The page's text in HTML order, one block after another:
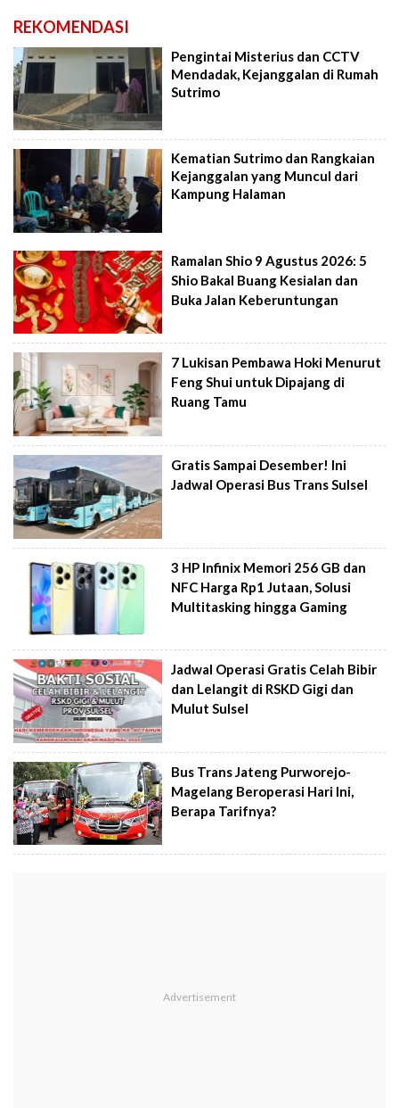
REKOMENDASI
Pengintai Misterius dan CCTV
Mendadak, Kejanggalan di Rumah
Sutrimo
Kematian Sutrimo dan Rangkaian
Kejanggalan yang Muncul dari
Kampung Halaman
Ramalan Shio 9 Agustus 2026: 5
Shio Bakal Buang Kesialan dan
Buka Jalan Keberuntungan
7 Lukisan Pembawa Hoki Menurut
Feng Shui untuk Dipajang di
Ruang Tamu
Gratis Sampai Desember! Ini
Jadwal Operasi Bus Trans Sulsel
3 HP Infinix Memori 256 GB dan
NFC Harga Rp1 Jutaan, Solusi
Multitasking hingga Gaming
Jadwal Operasi Gratis Celah Bibir
dan Lelangit di RSKD Gigi dan
Mulut Sulsel
Bus Trans Jateng Purworejo-
Magelang Beroperasi Hari Ini,
Berapa Tarifnya?